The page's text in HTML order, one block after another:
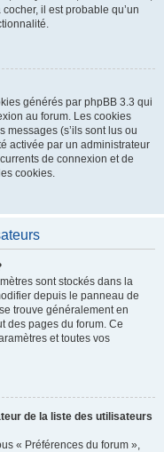
il est probable qu’un
générés par phpBB 3.3 qui
au forum. Les cookies
messages (s’ils sont lus ou
activée par un administrateur
de connexion et de
cookies.
sont stockés dans la
depuis le panneau de
trouve généralement en
des pages du forum. Ce
et toutes vos
de la liste des utilisateurs
« Préférences du forum »,